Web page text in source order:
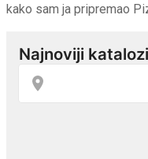
kako sam ja pripremao